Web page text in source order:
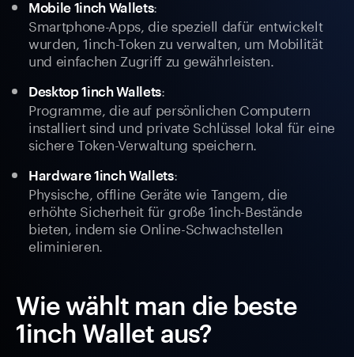
Mobile 1inch Wallets:
Smartphone-Apps, die speziell dafür entwickelt
wurden, 1inch-Token zu verwalten, um Mobilität
und einfachen Zugriff zu gewährleisten.
Desktop 1inch Wallets:
Programme, die auf persönlichen Computern
installiert sind und private Schlüssel lokal für eine
sichere Token-Verwaltung speichern.
Hardware 1inch Wallets:
Physische, offline Geräte wie Tangem, die
erhöhte Sicherheit für große 1inch-Bestände
bieten, indem sie Online-Schwachstellen
eliminieren.
Wie wählt man die beste
1inch Wallet aus?